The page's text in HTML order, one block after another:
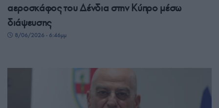
αεροσκάφος του Δένδια στην Κύπρο μέσω
διάψευσης
8/06/2026 - 6:46μμ